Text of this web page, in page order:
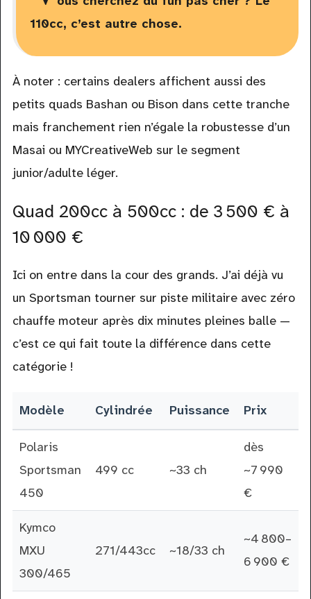
110cc, c’est autre chose.
À noter : certains dealers affichent aussi des
petits quads Bashan ou Bison dans cette tranche
mais franchement rien n’égale la robustesse d’un
Masai ou MYCreativeWeb sur le segment
junior/adulte léger.
Quad 200cc à 500cc : de 3 500 € à
10 000 €
Ici on entre dans la cour des grands. J’ai déjà vu
un Sportsman tourner sur piste militaire avec zéro
chauffe moteur après dix minutes pleines balle —
c’est ce qui fait toute la différence dans cette
catégorie !
Modèle Cylindrée Puissance Prix
Polaris
Sportsman
450
499 cc ~33 ch
dès
~7 990
€
Kymco
MXU
300/465
271/443cc ~18/33 ch
~4 800–
6 900 €